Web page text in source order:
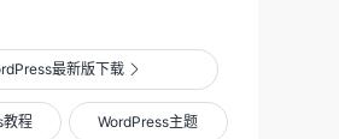
最新版下载 
教程 WordPress主题